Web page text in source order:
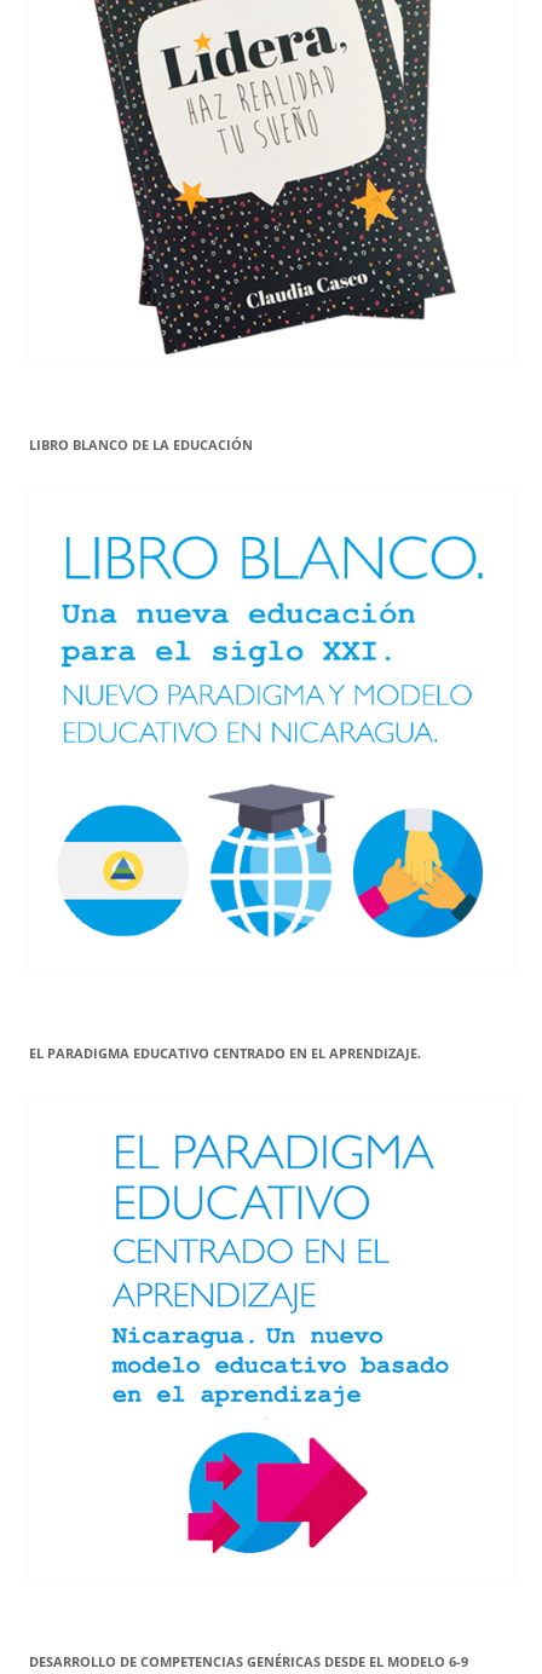
LIBRO BLANCO DE LA EDUCACIÓN
EL PARADIGMA EDUCATIVO CENTRADO EN EL APRENDIZAJE.
DESARROLLO DE COMPETENCIAS GENÉRICAS DESDE EL MODELO 6-9